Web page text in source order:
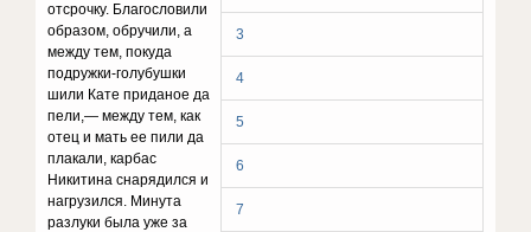
3
4
5
6
7
от­срочку. Благословили
образом, обручили, а
между тем, покуда
подружки-голубушки
шили Кате приданое да
пе­ли,— между тем, как
отец и мать ее пили да
плакали, карбас
Никитина снарядился и
нагрузился. Минута
разлуки была уже за